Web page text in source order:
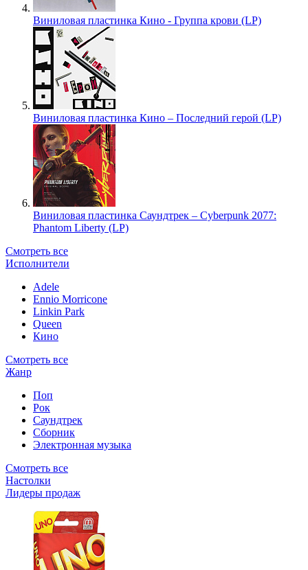
Виниловая пластинка Кино - Группа крови (LP)
Виниловая пластинка Кино – Последний герой (LP)
Виниловая пластинка Саундтрек – Cyberpunk 2077:
Phantom Liberty (LP)
Смотреть все
Исполнители
Adele
Ennio Morricone
Linkin Park
Queen
Кино
Смотреть все
Жанр
Поп
Рок
Саундтрек
Сборник
Электронная музыка
Смотреть все
Настолки
Лидеры продаж